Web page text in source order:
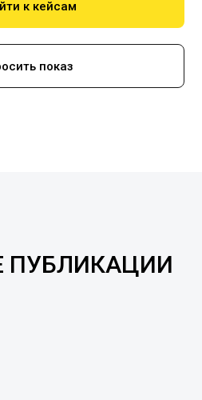
к кейсам
показ
ПУБЛИКАЦИИ